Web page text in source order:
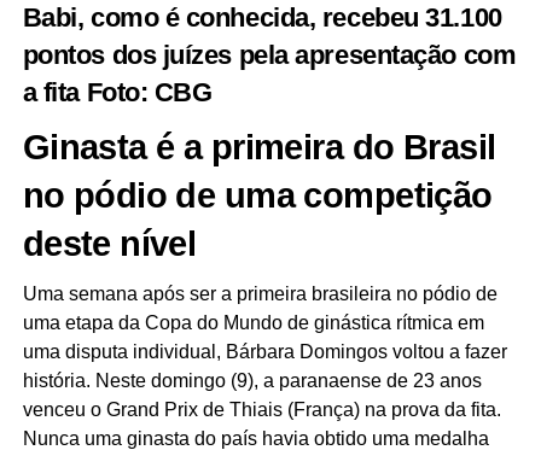
Babi, como é conhecida, recebeu 31.100
pontos dos juízes pela apresentação com
a fita Foto: CBG
Ginasta é a primeira do Brasil
no pódio de uma competição
deste nível
Uma semana após ser a primeira brasileira no pódio de
uma etapa da Copa do Mundo de ginástica rítmica em
uma disputa individual, Bárbara Domingos voltou a fazer
história. Neste domingo (9), a paranaense de 23 anos
venceu o Grand Prix de Thiais (França) na prova da fita.
Nunca uma ginasta do país havia obtido uma medalha